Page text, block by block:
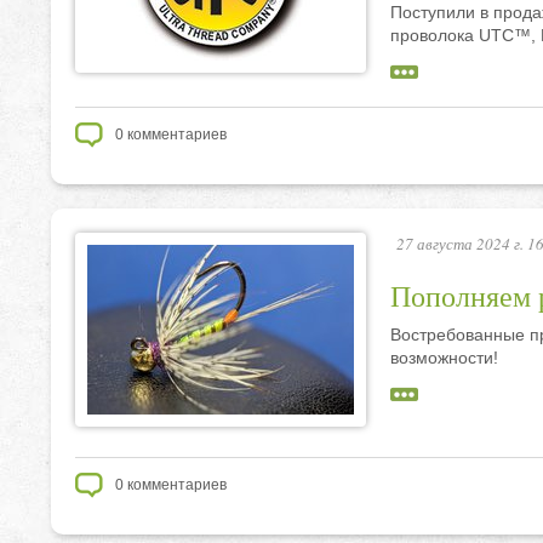
Поступили в
проволока UTC™,
0 комментариев
27 августа 2024 г.
Востребованные
возможности!
0 комментариев